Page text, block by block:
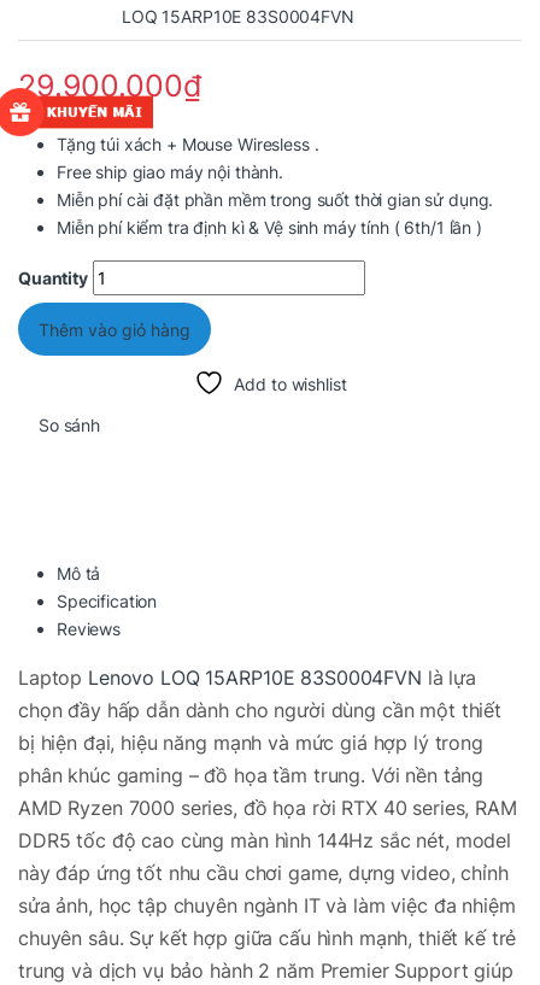
LOQ 15ARP10E 83S0004FVN
29.900.000₫
Tặng túi xách + Mouse Wiresless .
Free ship giao máy nội thành.
Miễn phí cài đặt phần mềm trong suốt thời gian sử dụng.
Miễn phí kiểm tra định kì & Vệ sinh máy tính ( 6th/1 lần )
Quantity
Thêm vào giỏ hàng
Add to wishlist
So sánh
Mô tả
Specification
Reviews
Laptop Lenovo LOQ 15ARP10E 83S0004FVN là lựa
chọn đầy hấp dẫn dành cho người dùng cần một thiết
bị hiện đại, hiệu năng mạnh và mức giá hợp lý trong
phân khúc gaming – đồ họa tầm trung. Với nền tảng
AMD Ryzen 7000 series, đồ họa rời RTX 40 series, RAM
DDR5 tốc độ cao cùng màn hình 144Hz sắc nét, model
này đáp ứng tốt nhu cầu chơi game, dựng video, chỉnh
sửa ảnh, học tập chuyên ngành IT và làm việc đa nhiệm
chuyên sâu. Sự kết hợp giữa cấu hình mạnh, thiết kế trẻ
trung và dịch vụ bảo hành 2 năm Premier Support giúp